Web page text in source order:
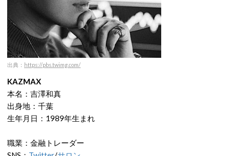
出典： https://pbs.twimg.com/
KAZMAX
本名：吉澤和真
出身地：千葉
生年月日：1989年生まれ
職業：金融トレーダー